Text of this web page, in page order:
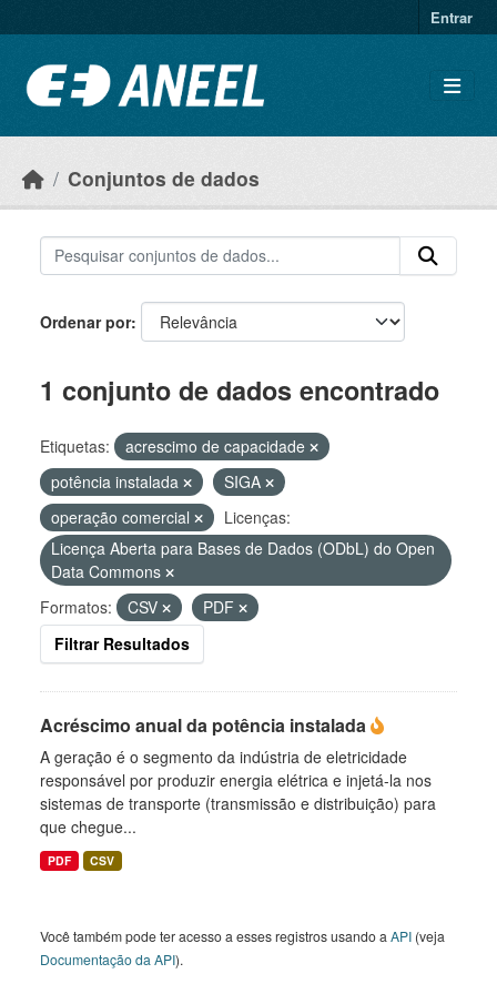
Entrar
Conjuntos de dados
Ordenar por
1 conjunto de dados encontrado
Etiquetas:
acrescimo de capacidade
potência instalada
SIGA
operação comercial
Licenças:
Licença Aberta para Bases de Dados (ODbL) do Open
Data Commons
Formatos:
CSV
PDF
Filtrar Resultados
Acréscimo anual da potência instalada
A geração é o segmento da indústria de eletricidade
responsável por produzir energia elétrica e injetá-la nos
sistemas de transporte (transmissão e distribuição) para
que chegue...
PDF CSV
Você também pode ter acesso a esses registros usando a API (veja
Documentação da API).